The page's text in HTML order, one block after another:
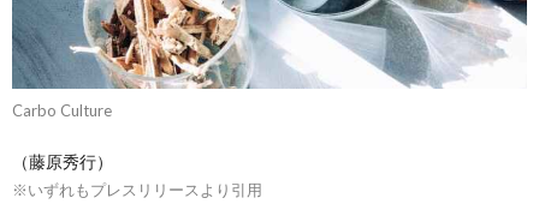
Carbo Culture
（藤原秀行）
※いずれもプレスリリースより引用